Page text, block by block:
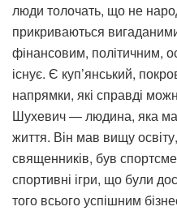
люди толочать, що не
прикриваються
фінансовим, політичним,
існує. Є куп’янський,
напрямки, які справді
Шухевич — людина, яка
життя. Він мав вищу
священників, був
спортивні ігри, що були
того всього успішним